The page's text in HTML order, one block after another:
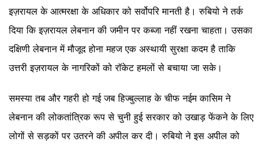
इज़रायल के आत्मरक्षा के अधिकार को सर्वोपरि मानती है। रुबियो ने तर्क
दिया कि इज़रायल लेबनान की जमीन पर कब्जा नहीं रखना चाहता। उसका
दक्षिणी लेबनान में मौजूद होना महज एक अस्थायी सुरक्षा कदम है ताकि
उत्तरी इज़रायल के नागरिकों को रॉकेट हमलों से बचाया जा सके।
समस्या तब और गहरी हो गई जब हिज्बुल्लाह के चीफ नईम कासिम ने
लेबनान की लोकतांत्रिक रूप से चुनी हुई सरकार को उखाड़ फेंकने के लिए
लोगों से सड़कों पर उतरने की अपील कर दी। रुबियो ने इस अपील को